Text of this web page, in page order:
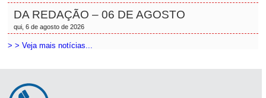
DA REDAÇÃO – 06 DE AGOSTO
qui, 6 de agosto de 2026
> > Veja mais notícias...